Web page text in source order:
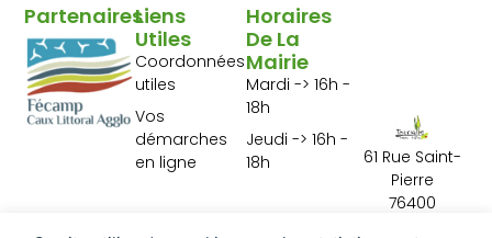
61 Rue Saint-
Pierre
76400
Horaires
De La
Mairie
Mardi -> 16h -
18h
Jeudi -> 16h -
18h
Liens
Utiles
Coordonnées
utiles
Vos
démarches
en ligne
Partenaires